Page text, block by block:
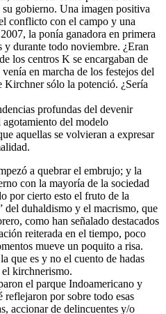
gobierno. Una imagen positiva
conflicto con el campo y una
la ponía ganadora en primera
y durante todo noviembre. ¿Eran
los centros K se encargaban de
en marcha de los festejos del
sólo la potenció. ¿Sería
profundas del devenir
del modelo
aquellas se volvieran a expresar
a quebrar el embrujo; y la
con la mayoría de la sociedad
por cierto esto el fruto de la
del duhaldismo y el macrismo, que
como han señalado destacados
reiterada en el tiempo, poco
mueve un poquito a risa.
que es y no el cuento de hadas
kirchnerismo.
el parque Indoamericano y
reflejaron por sobre todo esas
accionar de delincuentes y/o